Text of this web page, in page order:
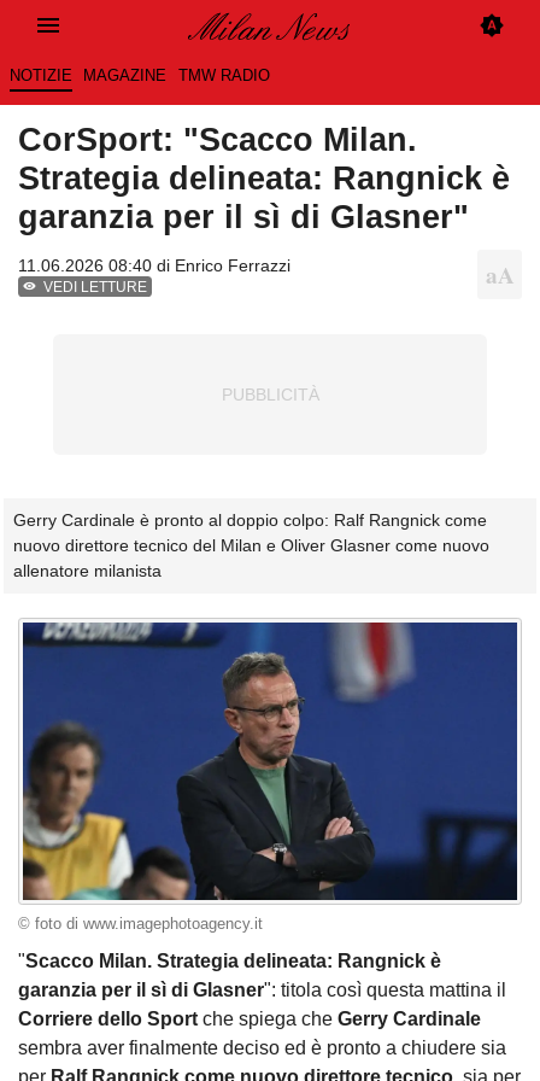
NOTIZIE MAGAZINE TMW RADIO
CorSport: "Scacco Milan.
Strategia delineata: Rangnick è
garanzia per il sì di Glasner"
11.06.2026 08:40 di Enrico Ferrazzi
VEDI LETTURE
Gerry Cardinale è pronto al doppio colpo: Ralf Rangnick come
nuovo direttore tecnico del Milan e Oliver Glasner come nuovo
allenatore milanista
© foto di www.imagephotoagency.it
"Scacco Milan. Strategia delineata: Rangnick è
garanzia per il sì di Glasner": titola così questa mattina il
Corriere dello Sport che spiega che Gerry Cardinale
sembra aver finalmente deciso ed è pronto a chiudere sia